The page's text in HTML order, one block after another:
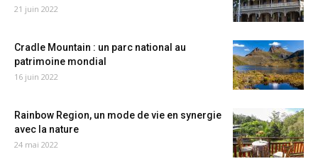
21 juin 2022
Cradle Mountain : un parc national au
patrimoine mondial
16 juin 2022
Rainbow Region, un mode de vie en synergie
avec la nature
24 mai 2022